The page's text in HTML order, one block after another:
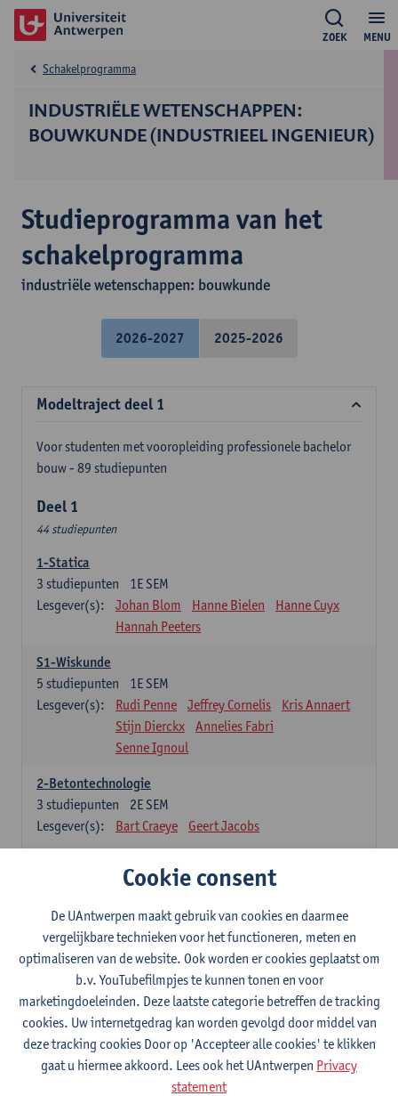
MENU
ZOEK
INDUSTRIËLE WETENSCHAPPEN:
BOUWKUNDE (INDUSTRIEEL INGENIEUR)
Schakelprogramma
Studieprogramma van het
schakelprogramma
industriële wetenschappen: bouwkunde
2026-2027 2025-2026
Modeltraject deel 1
Voor studenten met vooropleiding professionele bachelor
bouw - 89 studiepunten
Deel 1
44 studiepunten
1-Statica
1E SEM
3 studiepunten
Lesgever(s):
Johan Blom Hanne Bielen
Hanne Cuyx
Hannah Peeters
S1-Wiskunde
1E SEM
5 studiepunten
Lesgever(s):
Rudi Penne Jeffrey Cornelis
Kris Annaert
Stijn Dierckx
Annelies Fabri
Senne Ignoul
2-Betontechnologie
2E SEM
3 studiepunten
Lesgever(s):
Bart Craeye Geert Jacobs
2E SEM
Karolien Couscheir
Christina Makoundou
2-Kinematica en Dynamica
2E SEM
studiepunten
Lesgever(s):
Gunther Steenackers Steven Lenssen
2-Materiaalkunde
2E SEM
3studiepunten
Linda Beenaerts
Cookie consent
De UAntwerpen maakt gebruik van cookies en daarmee
vergelijkbare technieken voor het functioneren, meten en
optimaliseren van de website. Ook worden er cookies geplaatst om
b.v. YouTubefilmpjes te kunnen tonen en voor
marketingdoeleinden. Deze laatste categorie betreffen de tracking
cookies. Uw internetgedrag kan worden gevolgd door middel van
deze tracking cookies Door op 'Accepteer alle cookies' te klikken
gaat u hiermee akkoord. Lees ook het UAntwerpen Privacy
statement